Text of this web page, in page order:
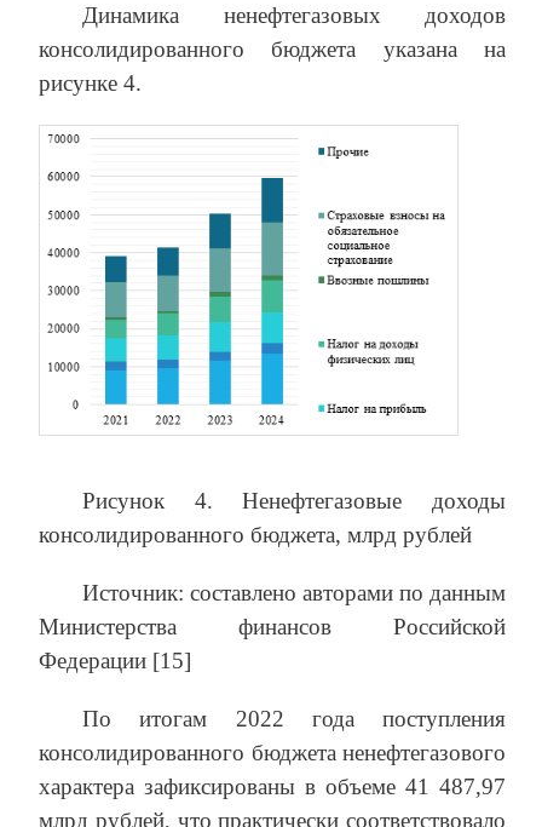
Динамика ненефтегазовых доходов
консолидированного бюджета указана на
рисунке 4.
Рисунок 4. Ненефтегазовые доходы
консолидированного бюджета, млрд рублей
Источник: составлено авторами по данным
Министерства финансов Российской
Федерации [15]
По итогам 2022 года поступления
консолидированного бюджета ненефтегазового
характера зафиксированы в объеме 41 487,97
млрд рублей, что практически соответствовало